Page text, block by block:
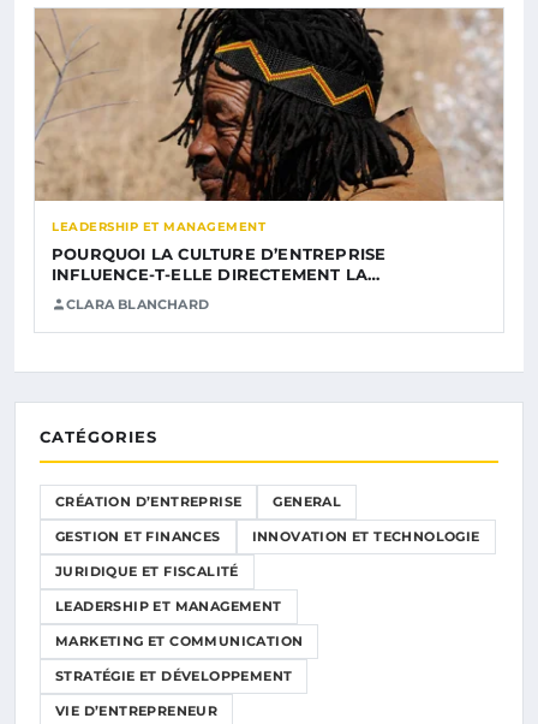
LEADERSHIP ET MANAGEMENT
POURQUOI LA CULTURE D’ENTREPRISE
INFLUENCE-T-ELLE DIRECTEMENT LA…
CLARA BLANCHARD
CATÉGORIES
CRÉATION D’ENTREPRISE GENERAL
GESTION ET FINANCES INNOVATION ET TECHNOLOGIE
JURIDIQUE ET FISCALITÉ
LEADERSHIP ET MANAGEMENT
MARKETING ET COMMUNICATION
STRATÉGIE ET DÉVELOPPEMENT
VIE D’ENTREPRENEUR